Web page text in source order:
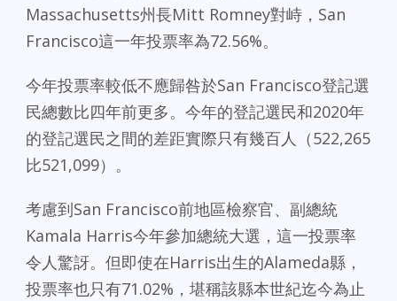
Massachusetts州長Mitt Romney對峙，San
Francisco這一年投票率為72.56%。
今年投票率較低不應歸咎於San Francisco登記選
民總數比四年前更多。今年的登記選民和2020年
的登記選民之間的差距實際只有幾百人（522,265
比521,099）。
考慮到San Francisco前地區檢察官、副總統
Kamala Harris今年參加總統大選，這一投票率
令人驚訝。但即使在Harris出生的Alameda縣，
投票率也只有71.02%，堪稱該縣本世紀迄今為止